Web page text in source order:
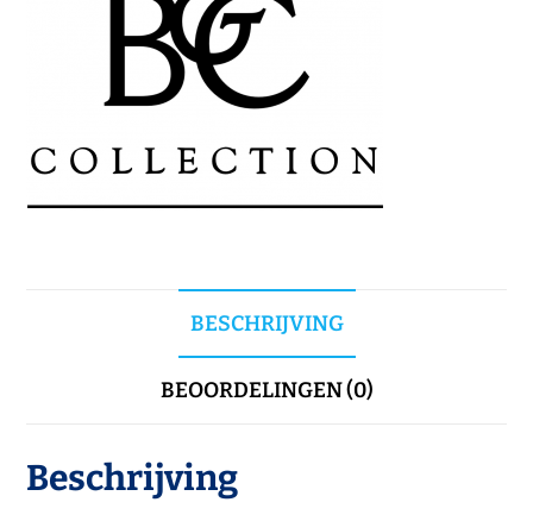
BESCHRIJVING
BEOORDELINGEN (0)
Beschrijving